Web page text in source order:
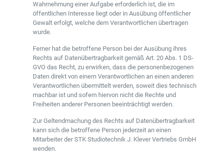
Wahrnehmung einer Aufgabe erforderlich ist, die im
öffentlichen Interesse liegt oder in Ausübung öffentlicher
Gewalt erfolgt, welche dem Verantwortlichen übertragen
wurde.
Ferner hat die betroffene Person bei der Ausübung ihres
Rechts auf Datenübertragbarkeit gemäß Art. 20 Abs. 1 DS-
GVO das Recht, zu erwirken, dass die personenbezogenen
Daten direkt von einem Verantwortlichen an einen anderen
Verantwortlichen übermittelt werden, soweit dies technisch
machbar ist und sofern hiervon nicht die Rechte und
Freiheiten anderer Personen beeinträchtigt werden.
Zur Geltendmachung des Rechts auf Datenübertragbarkeit
kann sich die betroffene Person jederzeit an einen
Mitarbeiter der STK Studiotechnik J. Klever Vertriebs GmbH
wenden.